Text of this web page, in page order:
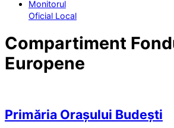
Monitorul
Oficial Local
Compartiment
Europene
Primăria Orașului Budești